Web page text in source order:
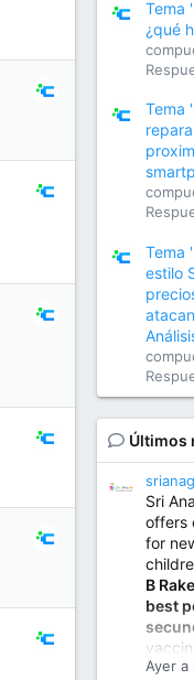
Tema
¿qué
Tema
Tema
estilo
Últimos
Sri
offers
for
B
best
Ayer a